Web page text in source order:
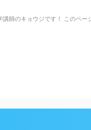
師のキョウジです！ このペー